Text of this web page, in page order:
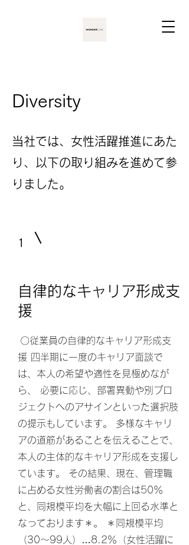
Diversity
当社では、女性活躍推進にあた
り、以下の取り組みを進めて参
りました。
1
自律的なキャリア形成支
援
〇従業員の自律的なキャリア形成支
援 四半期に一度のキャリア面談で
は、本人の希望や適性を見極めなが
ら、 必要に応じ、部署異動や別プロ
ジェクトへのアサインといった選択肢
の提示もしています。 多様なキャリ
アの道筋があることを伝えることで、
本人の主体的なキャリア形成を支援し
ています。 その結果、現在、管理職
に占める女性労働者の割合は50％
と、同規模平均を大幅に上回る水準と
なっております＊。 ＊同規模平均
（30～99人）…8.2％（女性活躍に